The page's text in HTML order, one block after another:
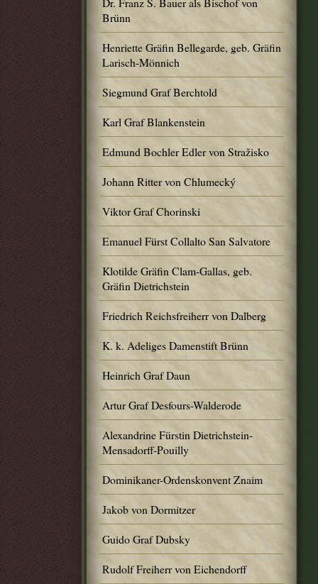
Brünn
Henriette Gräfin Bellegarde, geb. Gräfin
Larisch-Mönnich
Siegmund Graf Berchtold
Karl Graf Blankenstein
Edmund Bochler Edler von Stražisko
Johann Ritter von Chlumecký
Viktor Graf Chorinski
Emanuel Fürst Collalto San Salvatore
Klotilde Gräfin Clam-Gallas, geb.
Gräfin Dietrichstein
Friedrich Reichsfreiherr von Dalberg
K. k. Adeliges Damenstift Brünn
Heinrich Graf Daun
Artur Graf Desfours-Walderode
Alexandrine Fürstin Dietrichstein-
Mensadorff-Pouilly
Dominikaner-Ordenskonvent Znaim
Jakob von Dormitzer
Guido Graf Dubsky
Rudolf Freiherr von Eichendorff